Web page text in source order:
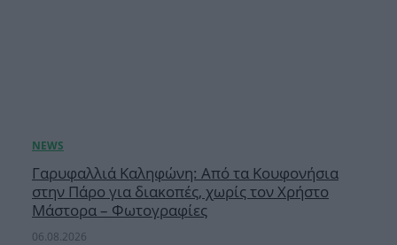
Γαρυφαλλιά Καληφώνη: Από τα Κουφονήσια
στην Πάρο για διακοπές, χωρίς τον Χρήστο
Μάστορα – Φωτογραφίες
06.08.2026